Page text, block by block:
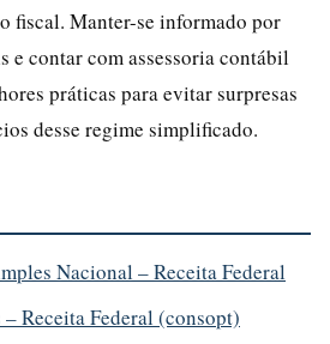
fiscal. Manter-se informado por
e contar com assessoria contábil
práticas para evitar surpresas
desse regime simplificado.
Nacional – Receita Federal
Receita Federal (consopt)